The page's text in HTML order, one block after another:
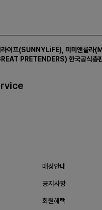
라이프(SUNNYLiFE) 미미앤룰라
PRETENDERS) 한국공식총
매장안내
공지사항
회원혜택